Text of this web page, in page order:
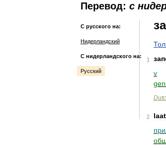
Перевод: с
С русского на:
Нидерландский
С нидерландского на:
Русский
1
v
2 laat